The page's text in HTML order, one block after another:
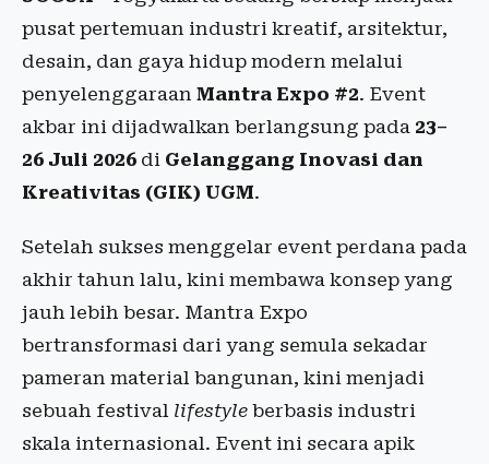
pusat pertemuan industri kreatif, arsitektur,
desain, dan gaya hidup modern melalui
penyelenggaraan Mantra Expo #2. Event
akbar ini dijadwalkan berlangsung pada 23–
26 Juli 2026 di Gelanggang Inovasi dan
Kreativitas (GIK) UGM.
Setelah sukses menggelar event perdana pada
akhir tahun lalu, kini membawa konsep yang
jauh lebih besar. Mantra Expo
bertransformasi dari yang semula sekadar
pameran material bangunan, kini menjadi
sebuah festival lifestyle berbasis industri
skala internasional. Event ini secara apik